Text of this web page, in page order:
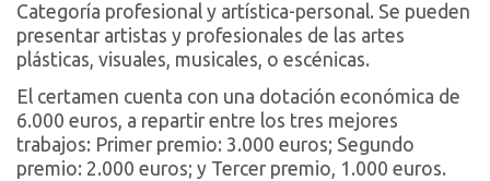
Categoría profesional y artística-personal. Se pueden
presentar artistas y profesionales de las artes
plásticas, visuales, musicales, o escénicas.
El certamen cuenta con una dotación económica de
6.000 euros, a repartir entre los tres mejores
trabajos: Primer premio: 3.000 euros; Segundo
premio: 2.000 euros; y Tercer premio, 1.000 euros.